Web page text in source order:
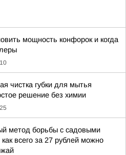
мощность конфорок и когда
чистка губки для мытья
решение без химии
метод борьбы с садовыми
всего за 27 рублей можно